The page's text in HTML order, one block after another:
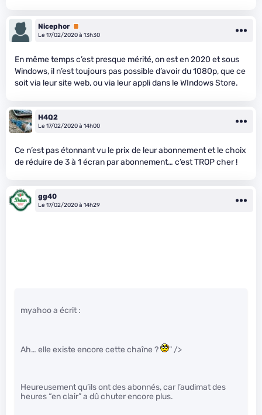
Nicephor Premium
Le 17/02/2020 à 13h30
En même temps c’est presque mérité, on est en 2020 et sous
Windows, il n’est toujours pas possible d’avoir du 1080p, que ce
soit via leur site web, ou via leur appli dans le WIndows Store.
H4Q2
Le 17/02/2020 à 14h00
Ce n’est pas étonnant vu le prix de leur abonnement et le choix
de réduire de 3 à 1 écran par abonnement… c’est TROP cher !
gg40
Le 17/02/2020 à 14h29
myahoo a écrit :
Ah… elle existe encore cette chaîne ? " />
Heureusement qu’ils ont des abonnés, car l’audimat des
heures “en clair” a dû chuter encore plus.